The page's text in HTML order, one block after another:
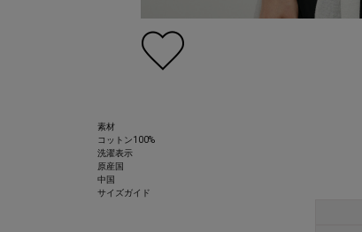
素材
コットン100%
洗濯表示
原産国
中国
サイズガイド